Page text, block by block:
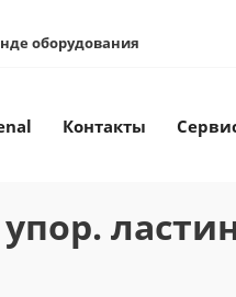
оборудования
Контакты